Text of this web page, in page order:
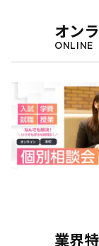
オン
ONLINE
業界